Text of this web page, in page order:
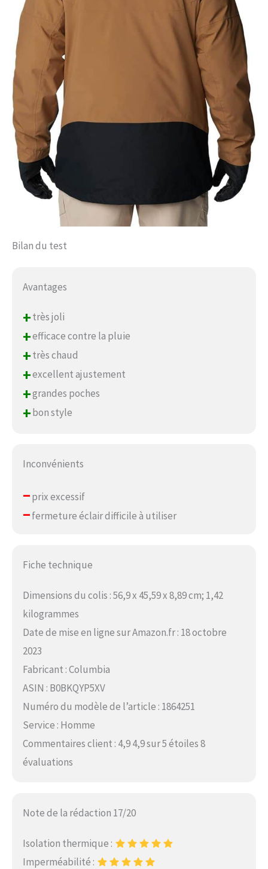
Bilan du test
Avantages
+très joli
+efficace contre la pluie
+très chaud
+excellent ajustement
+grandes poches
+bon style
Inconvénients
–prix excessif
–fermeture éclair difficile à utiliser
Fiche technique
Dimensions du colis : 56,9 x 45,59 x 8,89 cm; 1,42
kilogrammes
Date de mise en ligne sur Amazon.fr : 18 octobre
2023
Fabricant : Columbia
ASIN : B0BKQYP5XV
Numéro du modèle de l’article : 1864251
Service : Homme
Commentaires client : 4,9 4,9 sur 5 étoiles 8
évaluations
Note de la rédaction 17/20
Isolation thermique :
Imperméabilité :